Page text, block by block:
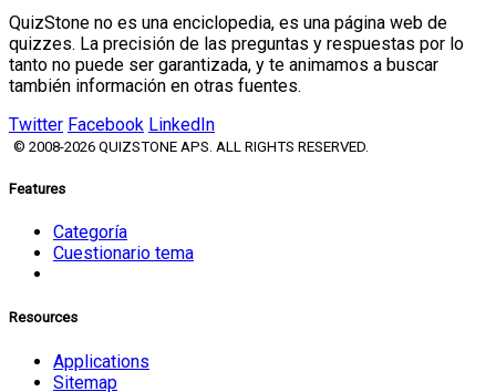
QuizStone no es una enciclopedia, es una página web de
quizzes. La precisión de las preguntas y respuestas por lo
tanto no puede ser garantizada, y te animamos a buscar
también información en otras fuentes.
Twitter Facebook LinkedIn
© 2008-2026 QUIZSTONE APS. ALL RIGHTS RESERVED.
Features
Categoría
Cuestionario tema
Resources
Applications
Sitemap